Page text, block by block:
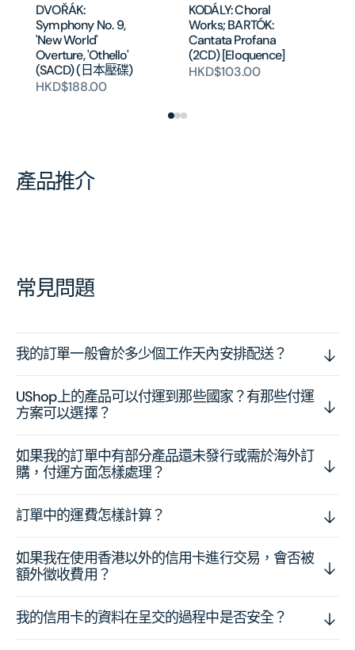
DVOŘÁK:
Symphony No. 9,
'New World'
Overture, 'Othello'
(SACD) (日本壓碟)
HKD$188.00
KODÁLY: Choral
Works; BARTÓK:
Cantata Profana
(2CD) [Eloquence]
HKD$103.00
產品推介
常見問題
我的訂單一般會於多少個工作天內安排配送？
UShop上的產品可以付運到那些國家？有那些付運
方案可以選擇？
如果我的訂單中有部分產品還未發行或需於海外訂
購，付運方面怎樣處理？
訂單中的運費怎樣計算？
如果我在使用香港以外的信用卡進行交易，會否被
額外徵收費用？
我的信用卡的資料在呈交的過程中是否安全？